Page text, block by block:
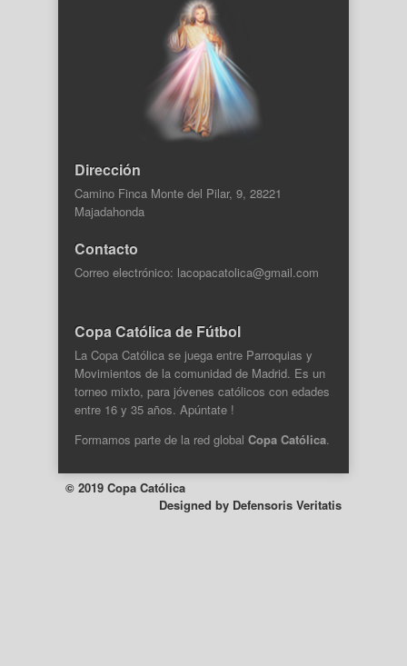
Dirección
Camino Finca Monte del Pilar, 9, 28221
Majadahonda
Contacto
Correo electrónico: lacopacatolica@gmail.com
Copa Católica de Fútbol
La Copa Católica se juega entre Parroquias y
Movimientos de la comunidad de Madrid. Es un
torneo mixto, para jóvenes católicos con edades
entre 16 y 35 años. Apúntate !
Formamos parte de la red global Copa Católica.
© 2019 Copa Católica
Designed by Defensoris Veritatis